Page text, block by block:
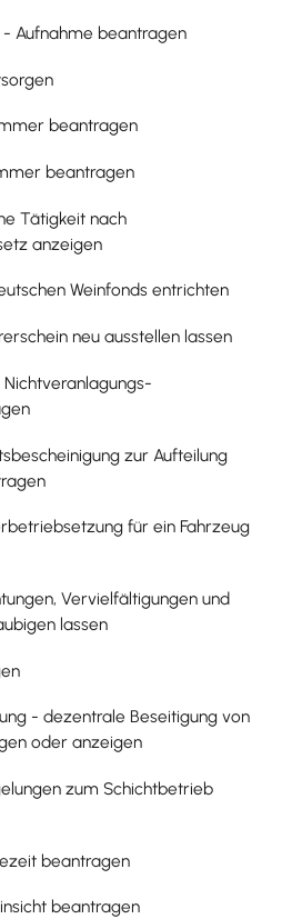
Aufnahme beantragen
beantragen
beantragen
Tätigkeit nach
anzeigen
Weinfonds entrichten
neu ausstellen lassen
zur Aufteilung
für ein Fahrzeug
Vervielfältigungen und
lassen
- dezentrale Beseitigung von
oder anzeigen
zum Schichtbetrieb
beantragen
beantragen